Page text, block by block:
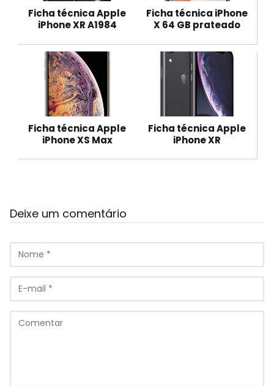
Ficha técnica Apple
iPhone XR A1984
Ficha técnica iPhone
X 64 GB prateado
Ficha técnica Apple
iPhone XS Max
Ficha técnica Apple
iPhone XR
Deixe um comentário